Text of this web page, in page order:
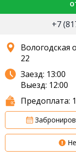
+7
Вологодская
22
Заезд: 13:00
Выезд: 12:00
Предоплата: